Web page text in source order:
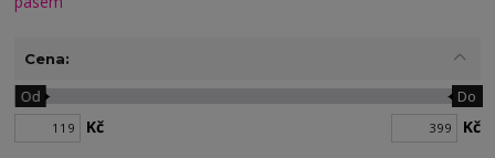
Cena:
Kč
Od Do
Kč